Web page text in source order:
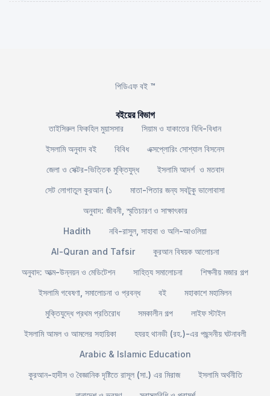
পিডিএফ বই ™
বইয়ের বিভাগ
তাইসিরুল ফিকহিল মুয়াসসার
সিয়াম ও যাকাতের বিধি-বিধান
ইসলামি অনুবাদ বই
বিবিধ
এক্সপ্লোরিং সোশ্যাল বিসনেস
জেলা ও সেক্টর-ভিত্তিক মুক্তিযুদ্ধ
ইসলামি আদর্শ ও মতবাদ
সেট লোগাতুল কুরআন (১
মাতা-পিতার জন্য সবটুকু ভালোবাসা
অনুবাদ: জীবনী, স্মৃতিচারণ ও সাক্ষাৎকার
Hadith
নবি-রাসুল, সাহাবা ও অলি-আওলিয়া
Al-Quran and Tafsir
কুরআন বিষয়ক আলোচনা
অনুবাদ: আত্ম-উন্নয়ন ও মেডিটেশন
সাহিত্য সমালোচনা
শিক্ষনীয় মজার গল্প
ইসলামি গবেষণা, সমালোচনা ও প্রবন্ধ
বই
মহাকাশে মহামিলন
মুক্তিযুদ্ধে প্রথম প্রতিরোধ
সমকালীন গল্প
লাইফ স্টাইল
ইসলামি আমল ও আমলের সহায়িকা
হযরহ থানভী (রহ.)-এর পছন্দনীয় ঘটনাবলী
Arabic & Islamic Education
কুরআন-হাদীস ও বৈজ্ঞানিক দৃষ্টিতে রাসূল (সা.) এর মিরাজ
ইসলামি অর্থনীতি